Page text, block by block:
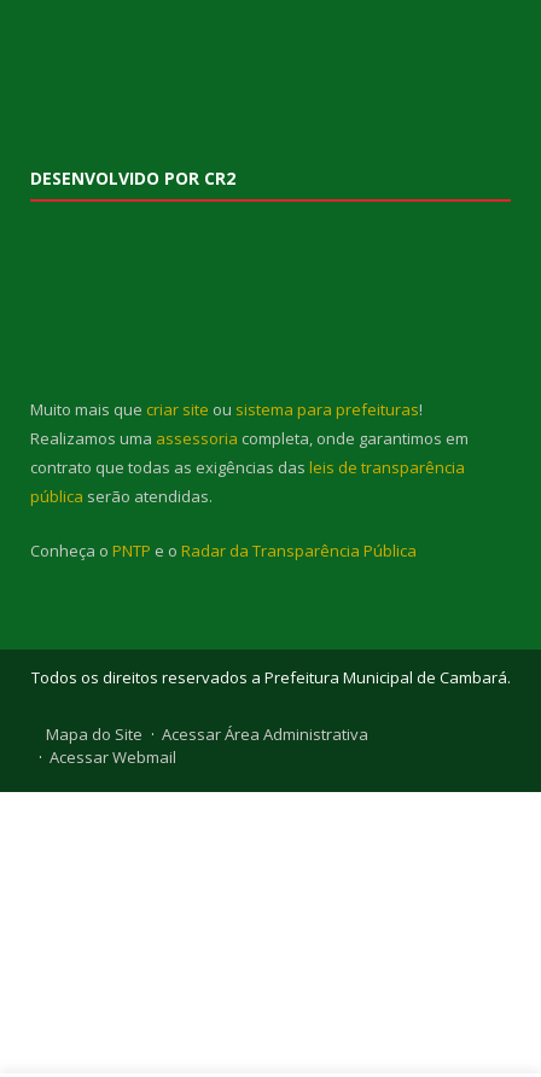
DESENVOLVIDO POR CR2
Muito mais que criar site ou sistema para prefeituras!
Realizamos uma assessoria completa, onde garantimos em
contrato que todas as exigências das leis de transparência
pública serão atendidas.
Conheça o PNTP e o Radar da Transparência Pública
Todos os direitos reservados a Prefeitura Municipal de Cambará.
Mapa do Site
Acessar Área Administrativa
Acessar Webmail